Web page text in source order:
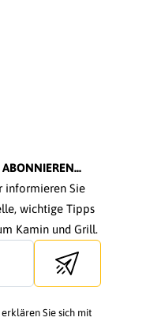
informieren Sie
wichtige Tipps
Kamin und Grill.
Send newsletter
Sie sich mit